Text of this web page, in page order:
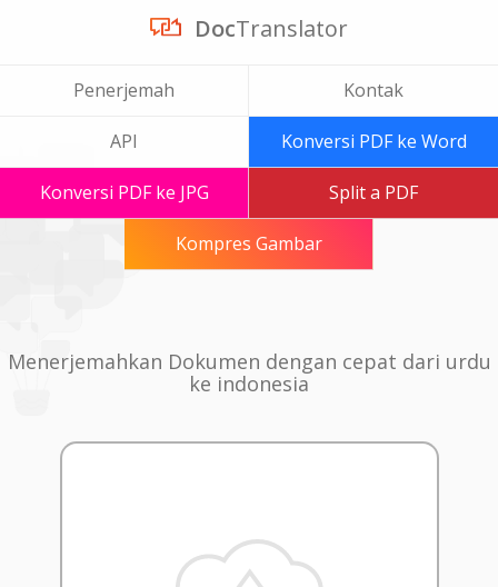
DocTranslator
Penerjemah Kontak
API Konversi PDF ke Word
Konversi PDF ke JPG Split a PDF
Kompres Gambar
Menerjemahkan Dokumen dengan cepat dari urdu
ke indonesia